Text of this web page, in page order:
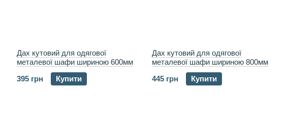
Дах кутовий для одягової
металевої шафи шириною 600мм
395 грн
Купити
Дах кутовий для одягової
металевої шафи шириною 800мм
445 грн
Купити